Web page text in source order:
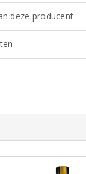
deze producent